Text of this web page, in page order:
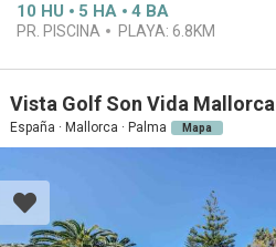
10 HU 5 HA 4 BA
PR. PISCINA PLAYA: 6.8KM
Vista Golf Son Vida Mallorca
España · Mallorca · Palma Mapa